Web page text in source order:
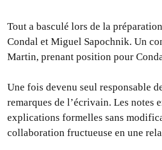
Tout a basculé lors de la
Condal et Miguel Sapochnik. Un
Martin, prenant position pour
Une fois devenu seul responsable
remarques de l’écrivain. Les notes
explications formelles sans
collaboration fructueuse en une